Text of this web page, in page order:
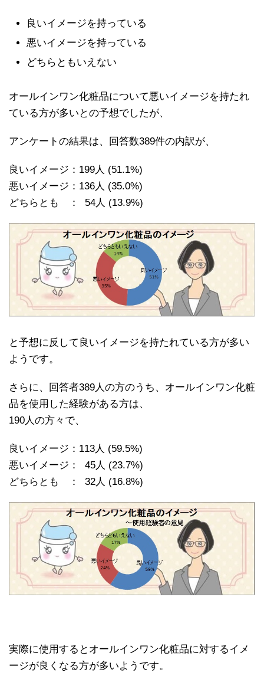
良いイメージを持っている
悪いイメージを持っている
どちらともいえない
オールインワン化粧品について悪いイメージを持たれ
ている方が多いとの予想でしたが、
アンケートの結果は、回答数389件の内訳が、
良いイメージ：199人 (51.1%)
悪いイメージ：136人 (35.0%)
どちらとも ： 54人 (13.9%)
と予想に反して良いイメージを持たれている方が多い
ようです。
さらに、回答者389人の方のうち、オールインワン化粧
品を使用した経験がある方は、
190人の方々で、
良いイメージ：113人 (59.5%)
悪いイメージ： 45人 (23.7%)
どちらとも ： 32人 (16.8%)
実際に使用するとオールインワン化粧品に対するイメ
ージが良くなる方が多いようです。